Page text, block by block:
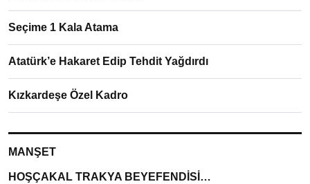
Seçime 1 Kala Atama
Atatürk’e Hakaret Edip Tehdit Yağdırdı
Kızkardeşe Özel Kadro
MANŞET
HOŞÇAKAL TRAKYA BEYEFENDİSİ…